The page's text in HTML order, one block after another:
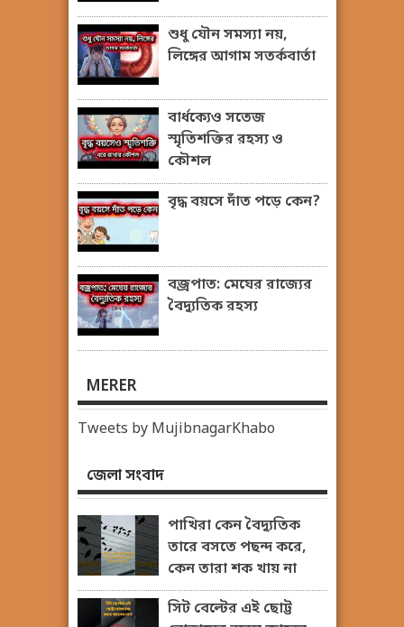
শুধু যৌন সমস্যা নয়,
লিঙ্গের আগাম সতর্কবার্তা
বার্ধক্যেও সতেজ
স্মৃতিশক্তির রহস্য ও
কৌশল
বৃদ্ধ বয়সে দাঁত পড়ে কেন?
বজ্রপাত: মেঘের রাজ্যের
বৈদ্যুতিক রহস্য
MERER
Tweets by MujibnagarKhabo
জেলা সংবাদ
পাখিরা কেন বৈদ্যুতিক
তারে বসতে পছন্দ করে,
কেন তারা শক খায় না
সিট বেল্টের এই ছোট্ট